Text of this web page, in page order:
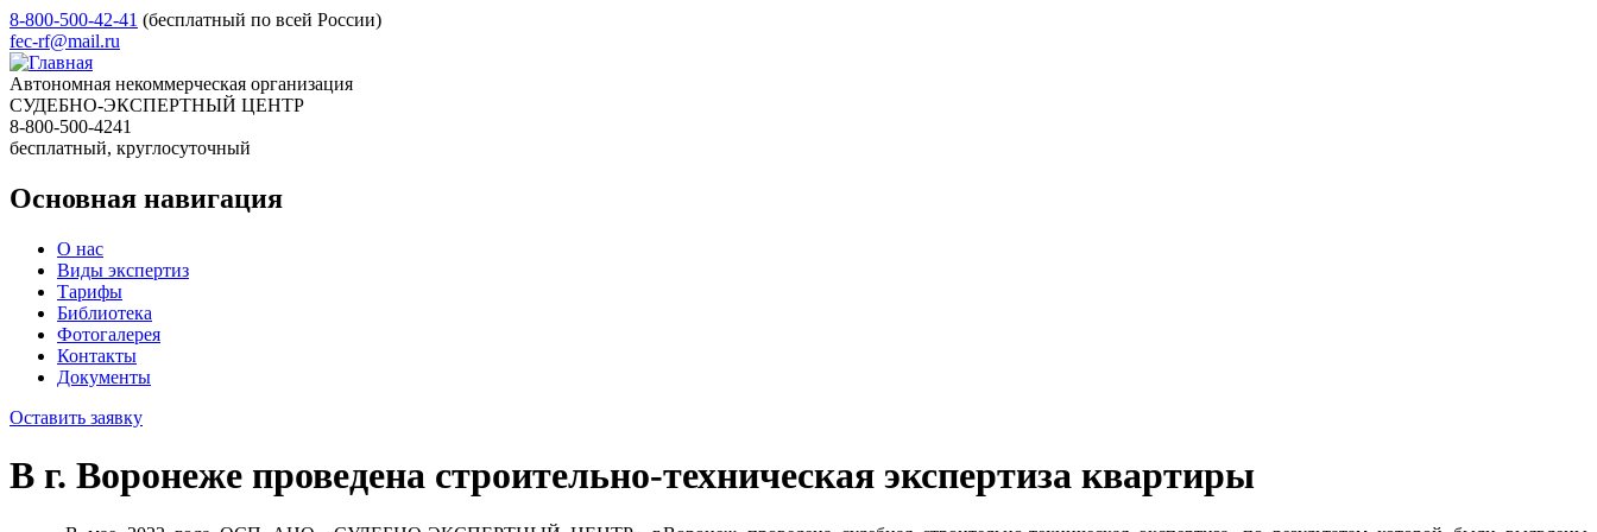
8-800-500-42-41 (бесплатный по всей России)
fec-rf@mail.ru
Автономная некоммерческая организация
СУДЕБНО-ЭКСПЕРТНЫЙ ЦЕНТР
8-800-500-4241
бесплатный, круглосуточный
Основная навигация
О нас
Виды экспертиз
Тарифы
Библиотека
Фотогалерея
Контакты
Документы
Оставить заявку
В г. Воронеже проведена строительно-техническая экспертиза квартиры